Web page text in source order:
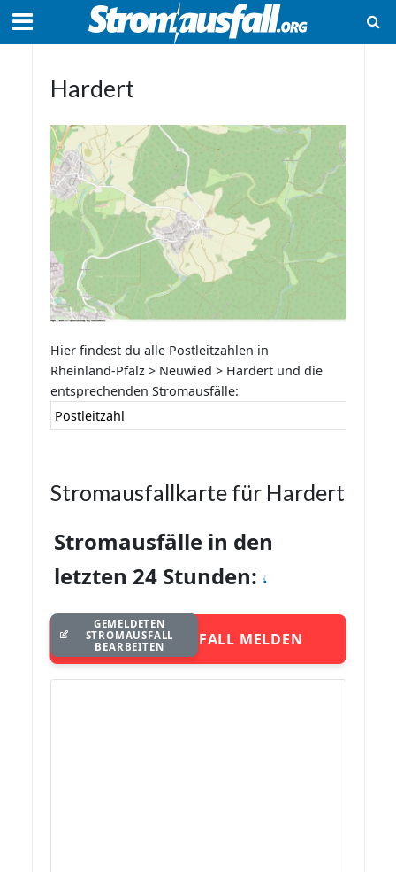
Hardert
Hier findest du alle Postleitzahlen in
Rheinland-Pfalz > Neuwied > Hardert und die
entsprechenden Stromausfälle:
Postleitzahl
Stromausfallkarte für Hardert
Stromausfälle in den
letzten 24 Stunden:
STROMAUSFALL MELDEN
GEMELDETEN
STROMAUSFALL
BEARBEITEN